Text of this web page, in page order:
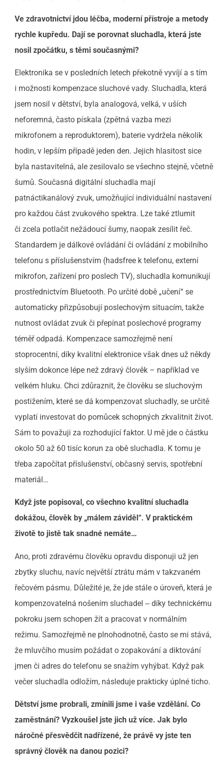
Ve zdravotnictví jdou léčba, moderní přístroje a metody
rychle kupředu. Dají se porovnat sluchadla, která jste
nosil zpočátku, s těmi současnými?
Elektronika se v posledních letech překotně vyvíjí a s tím
i možnosti kompenzace sluchové vady. Sluchadla, která
jsem nosil v dětství, byla analogová, velká, v uších
neforemná, často pískala (zpětná vazba mezi
mikrofonem a reproduktorem), baterie vydržela několik
hodin, v lepším případě jeden den. Jejich hlasitost sice
byla nastavitelná, ale zesilovalo se všechno stejně, včetně
šumů. Současná digitální sluchadla mají
patnáctikanálový zvuk, umožňující individuální nastavení
pro každou část zvukového spektra. Lze také ztlumit
či zcela potlačit nežádoucí šumy, naopak zesílit řeč.
Standardem je dálkové ovládání či ovládání z mobilního
telefonu s příslušenstvím (hadsfree k telefonu, externí
mikrofon, zařízení pro poslech TV), sluchadla komunikují
prostřednictvím Bluetooth. Po určité době „učení“ se
automaticky přizpůsobují poslechovým situacím, takže
nutnost ovládat zvuk či přepínat poslechové programy
téměř odpadá. Kompenzace samozřejmě není
stoprocentní, díky kvalitní elektronice však dnes už někdy
slyším dokonce lépe než zdravý člověk – například ve
velkém hluku. Chci zdůraznit, že člověku se sluchovým
postižením, které se dá kompenzovat sluchadly, se určitě
vyplatí investovat do pomůcek schopných zkvalitnit život.
Sám to považuji za rozhodující faktor. U mě jde o částku
okolo 50 až 60 tisíc korun za obě sluchadla. K tomu je
třeba započítat příslušenství, občasný servis, spotřební
materiál…
Když jste popisoval, co všechno kvalitní sluchadla
dokážou, člověk by „málem záviděl“. V praktickém
životě to jistě tak snadné nemáte…
Ano, proti zdravému člověku opravdu disponuji už jen
zbytky sluchu, navíc největší ztrátu mám v takzvaném
řečovém pásmu. Důležité je, že jde stále o úroveň, která je
kompenzovatelná nošením sluchadel ‒ díky technickému
pokroku jsem schopen žít a pracovat v normálním
režimu. Samozřejmě ne plnohodnotně, často se mi stává,
že mluvčího musím požádat o zopakování a diktování
jmen či adres do telefonu se snažím vyhýbat. Když pak
večer sluchadla odložím, následuje prakticky úplné ticho.
Dětství jsme probrali, zmínili jsme i vaše vzdělání. Co
zaměstnání? Vyzkoušel jste jich už více. Jak bylo
náročné přesvědčit nadřízené, že právě vy jste ten
správný člověk na danou pozici?